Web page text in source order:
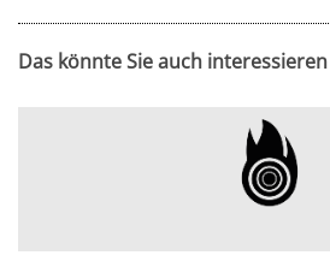
Das könnte Sie auch interessieren